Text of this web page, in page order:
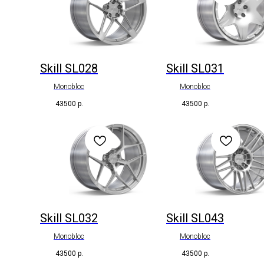
Skill SL028
Monobloc
43500 р.
Skill SL031
Monobloc
43500 р.
Skill SL032
Monobloc
43500 р.
Skill SL043
Monobloc
43500 р.